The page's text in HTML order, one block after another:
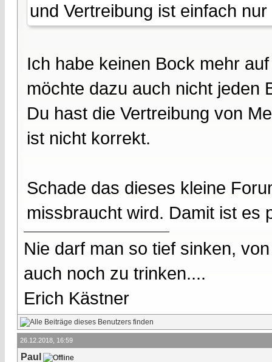
und Vertreibung ist einfach
Ich habe keinen Bock mehr
möchte dazu auch nicht jeden
Du hast die Vertreibung von
ist nicht korrekt.
Schade das dieses kleine
missbraucht wird. Damit ist es
Nie darf man so tief sinken,
auch noch zu trinken....
Erich Kästner
26.12.2018, 16:59
Paul